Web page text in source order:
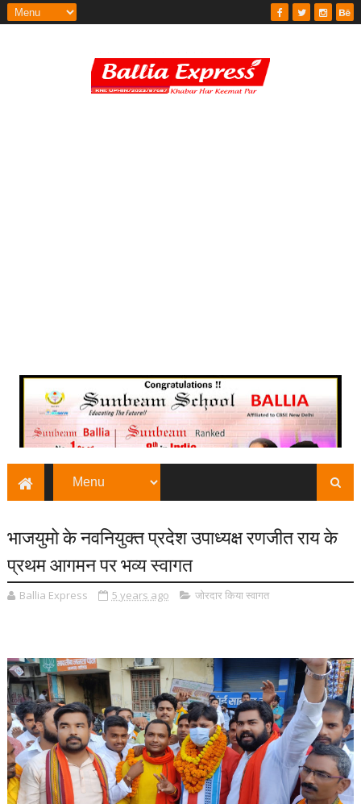
भाजयुमो के नवनियुक्त प्रदेश उपाध्यक्ष रणजीत राय के
प्रथम आगमन पर भव्य स्वागत
Ballia Express 5 years ago जोरदार किया स्वागत